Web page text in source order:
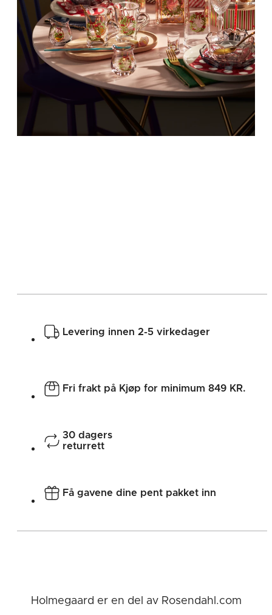
Levering innen 2-5 virkedager
Fri frakt på Kjøp for minimum 849 KR.
30 dagers
returrett
Få gavene dine pent pakket inn
Holmegaard er en del av Rosendahl.com